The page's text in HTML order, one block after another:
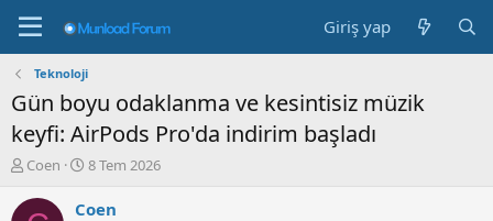
Giriş yap
Teknoloji
Gün boyu odaklanma ve kesintisiz müzik
keyfi: AirPods Pro'da indirim başladı
K
n
Coen
B
ş
8 Tem 2026
Coen